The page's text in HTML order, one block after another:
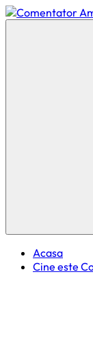
Skip
to
Acasa
Cine este